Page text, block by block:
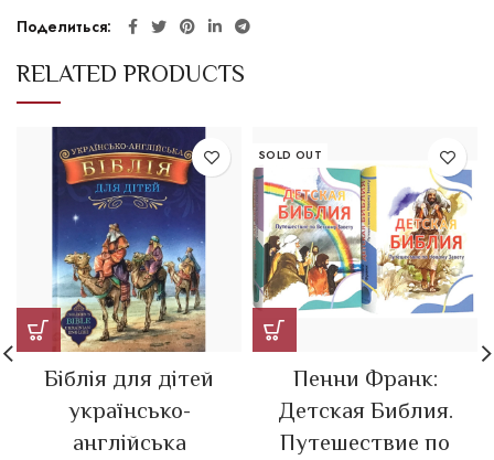
Поделиться
RELATED PRODUCTS
Біблія для дітей
українсько-
англійська
SOLD OUT
Пенни Франк:
Детская Библия.
Путешествие по